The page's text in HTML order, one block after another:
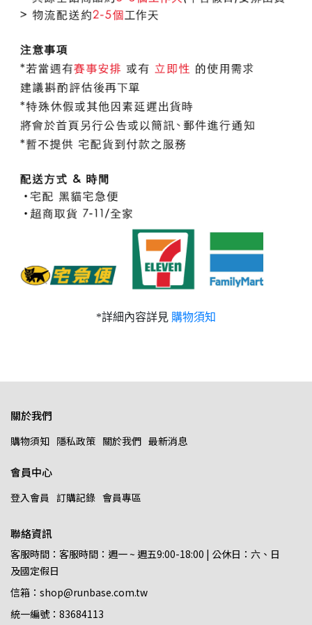
*詳細內容詳見 購物須知
關於我們
購物須知 隱私政策 關於我們 最新消息
會員中心
登入會員 訂購記錄 會員專區
聯絡資訊
客服時間：客服時間：週一 ~ 週五9:00-18:00 | 公休日：六、日
及國定假日
信箱：shop@runbase.com.tw
統一編號：83684113